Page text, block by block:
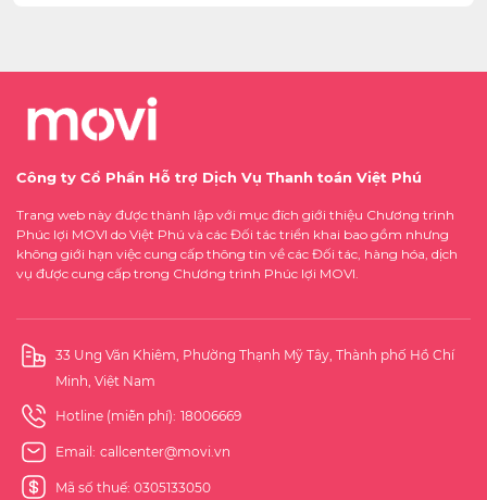
Công ty Cổ Phần Hỗ trợ Dịch Vụ Thanh toán Việt Phú
Trang web này được thành lập với mục đích giới thiệu Chương trình
Phúc lợi MOVI do Việt Phú và các Đối tác triển khai bao gồm nhưng
không giới hạn việc cung cấp thông tin về các Đối tác, hàng hóa, dịch
vụ được cung cấp trong Chương trình Phúc lợi MOVI.
33 Ung Văn Khiêm, Phường Thạnh Mỹ Tây, Thành phố Hồ Chí
Minh, Việt Nam
Hotline (miễn phí): 18006669
Email: callcenter@movi.vn
Mã số thuế: 0305133050